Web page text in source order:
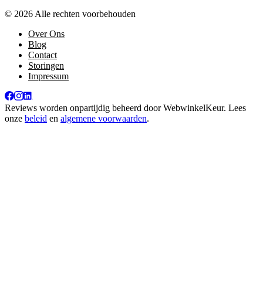
© 2026 Alle rechten voorbehouden
Over Ons
Blog
Contact
Storingen
Impressum
Reviews worden onpartijdig beheerd doorWebwinkelKeur. Lees
onze beleid en algemene voorwaarden.